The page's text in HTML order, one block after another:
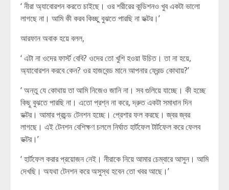
‘ নীরা অ্যাবোরশন করতে চাইছে। ওর শরীরের কন্ডিশনও খুব একটা ভালো
লাগছে না। আমি কী করব কিচ্ছু বুঝতে পারছি না ডক্টর।’
আরফান অবাক হয়ে বলল,
‘ এটা না ওদের ফার্স্ট বেবি? ওদের তো খুশি হওয়া উচিত। তা না হয়ে,
অ্যাবোরশন করবে কেন? ওর হাজবেন্ড মানে আপনার ফ্রেন্ড কোথায়?’
‘ অন্তু যে কোথায় তা আমি নিজেও জানি না। সব গুলিয়ে যাচ্ছে। কী হচ্ছে
কিছু বুঝতে পারছি না। এতো প্রশ্ন না করে, দ্রুত একটা সমাধান দিন
ডক্টর। আমার প্রচন্ড টেনশন হচ্ছে। প্রেশার ফল করছে। জ্বর জ্বর
লাগছে। এই টেনশন বেশিক্ষণ চললে নির্ঘাত হার্টফেল টার্টফেল করে ফেলব
ডক্টর।’
‘ হার্টফেল করার প্রয়োজন নেই। নীরাকে নিয়ে আমার চেম্বারে আসুন। আমি
দেখছি। অযথা টেনশন করে অসুস্থ হবেন তো খবর আছে।’